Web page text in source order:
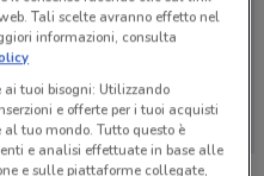
abbiamo pubblicato
Riprova più tardi.
Tali scelte avranno effetto nel
informazioni, consulta
tuoi bisogni: Utilizzando
e offerte per i tuoi acquisti
tuo mondo. Tutto questo è
e analisi effettuate in base alle
e sulle piattaforme collegate,